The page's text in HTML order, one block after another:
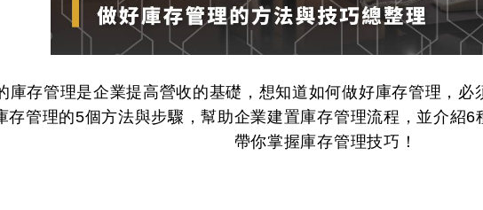
庫存管理是企業提高營收的基礎，想知道如何做好庫存管理，必
存管理的5個方法與步驟，幫助企業建置庫存管理流程，並介紹6
帶你掌握庫存管理技巧！